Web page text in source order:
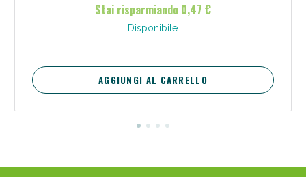
Stai risparmiando 0,47 €
Disponibile
AGGIUNGI AL CARRELLO